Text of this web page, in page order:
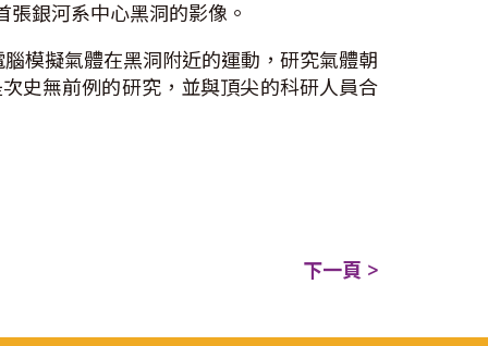
銀河系中心黑洞的影像。
模擬氣體在黑洞附近的運動，研究氣體朝
史無前例的研究，並與頂尖的科研人員合
下一頁 >